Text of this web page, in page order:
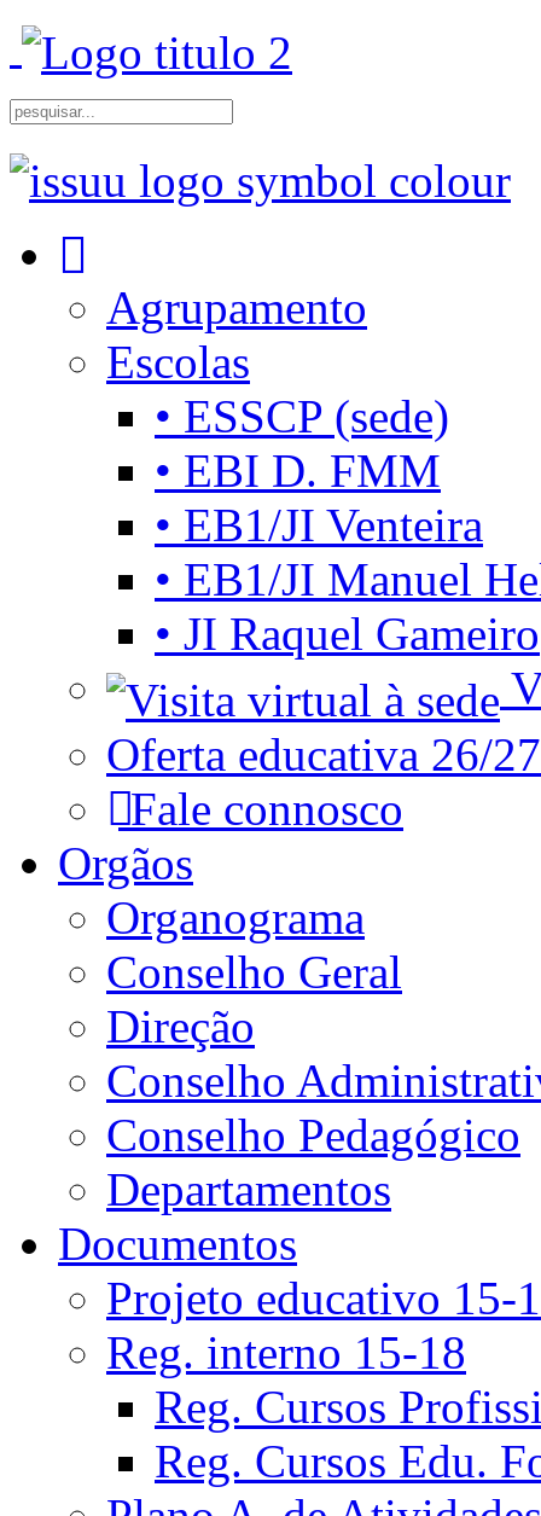
Agrupamento
Escolas
• ESSCP (sede)
• EBI D. FMM
• EB1/JI Venteira
• EB1/JI Manuel
• JI Raquel Gameiro
Oferta educativa 26/27
Fale connosco
Orgãos
Organograma
Conselho Geral
Direção
Conselho
Conselho Pedagógico
Departamentos
Documentos
Projeto educativo 15-
Reg. interno 15-18
Reg. Cursos
Reg. Cursos Edu.